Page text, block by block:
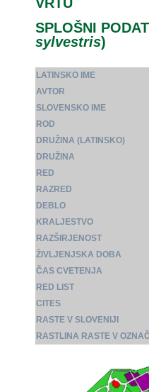
SPLOŠNI
sylvestris)
LATINSKO IME
AVTOR
SLOVENSKO IME
ROD
DRUŽINA (LATINSKO)
DRUŽINA
RED
RAZRED
DEBLO
KRALJESTVO
RAZŠIRJENOST
ŽIVLJENJSKA DOBA
ČAS CVETENJA
RED LIST
CITES
RASTE V SLOVENIJI
RASTLINA RASTE V